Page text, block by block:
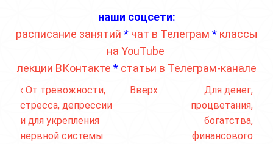
наши соцсети:
расписание занятий * чат в Телеграм * классы
на YouTube
лекции ВКонтакте * статьи в Телеграм-канале
‹ От тревожности,
стресса, депрессии
и для укрепления
нервной системы
Вверх
Для денег,
процветания,
богатства,
финансового